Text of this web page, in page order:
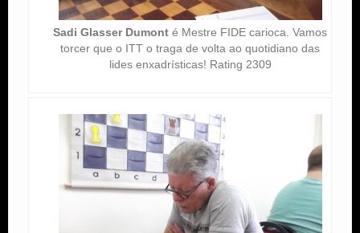
Sadi Glasser Dumont é Mestre FIDE carioca. Vamos
torcer que o ITT o traga de volta ao quotidiano das
lides enxadrísticas! Rating 2309